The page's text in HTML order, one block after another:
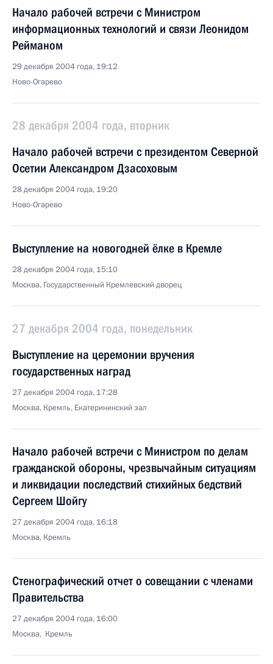
Начало рабочей встречи с Министром
информационных технологий и связи Леонидом
Рейманом
29 декабря 2004 года, 19:12
Ново-Огарево
28 декабря 2004 года, вторник
Начало рабочей встречи с президентом Северной
Осетии Александром Дзасоховым
28 декабря 2004 года, 19:20
Ново-Огарево
Выступление на новогодней ёлке в Кремле
28 декабря 2004 года, 15:10
Москва, Государственный Кремлевский дворец
27 декабря 2004 года, понедельник
Выступление на церемонии вручения
государственных наград
27 декабря 2004 года, 17:28
Москва, Кремль, Екатерининский зал
Начало рабочей встречи с Министром по делам
гражданской обороны, чрезвычайным ситуациям
и ликвидации последствий стихийных бедствий
Сергеем Шойгу
27 декабря 2004 года, 16:18
Москва, Кремль
Стенографический отчет о совещании с членами
Правительства
27 декабря 2004 года, 16:00
Москва, Кремль